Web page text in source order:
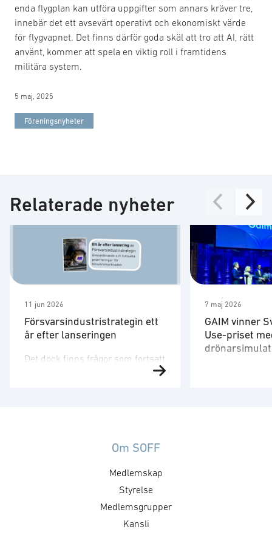
enda flygplan kan utföra uppgifter som annars kräver tre,
innebär det ett avsevärt operativt och ekonomiskt värde
för flygvapnet. Det finns därför goda skäl att tro att AI, rätt
använt, kommer att spela en viktig roll i framtidens
militära system.
5 maj, 2025
Föreningsnyheter
Relaterade nyheter
11 jun 2026
Försvarsindustristrategin ett
år efter lanseringen
Det dock finns frågor som fortsatt
behöver utvecklas. Strategin är
styrning, upphandling, avtal,
formar försvarsmarknaden
genom hur den agerar som kund.
Det handlar inte bara om ökade
försvarsinvesteringar, utan också
7 maj 2026
GAIM vinner
Use-priset
Om SOFF
Medlemskap
Styrelse
Medlemsgrupper
Kansli